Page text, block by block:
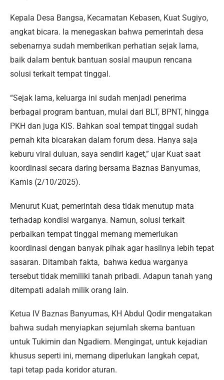
Kepala Desa Bangsa, Kecamatan Kebasen, Kuat Sugiyo,
angkat bicara. Ia menegaskan bahwa pemerintah desa
sebenarnya sudah memberikan perhatian sejak lama,
baik dalam bentuk bantuan sosial maupun rencana
solusi terkait tempat tinggal.
“Sejak lama, keluarga ini sudah menjadi penerima
berbagai program bantuan, mulai dari BLT, BPNT, hingga
PKH dan juga KIS. Bahkan soal tempat tinggal sudah
pernah kita bicarakan dalam forum desa. Hanya saja
keburu viral duluan, saya sendiri kaget,” ujar Kuat saat
koordinasi secara daring bersama Baznas Banyumas,
Kamis (2/10/2025).
Menurut Kuat, pemerintah desa tidak menutup mata
terhadap kondisi warganya. Namun, solusi terkait
perbaikan tempat tinggal memang memerlukan
koordinasi dengan banyak pihak agar hasilnya lebih tepat
sasaran. Ditambah fakta, bahwa kedua warganya
tersebut tidak memiliki tanah pribadi. Adapun tanah yang
ditempati adalah milik orang lain.
Ketua IV Baznas Banyumas, KH Abdul Qodir mengatakan
bahwa sudah menyiapkan sejumlah skema bantuan
untuk Tukimin dan Ngadiem. Mengingat, untuk kejadian
khusus seperti ini, memang diperlukan langkah cepat,
tapi tetap pada koridor aturan.